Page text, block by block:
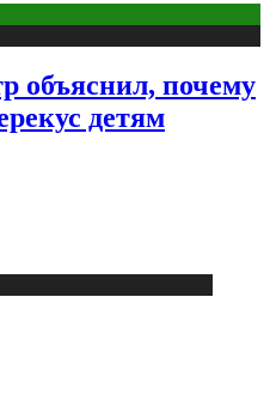
объяснил, почему
детям